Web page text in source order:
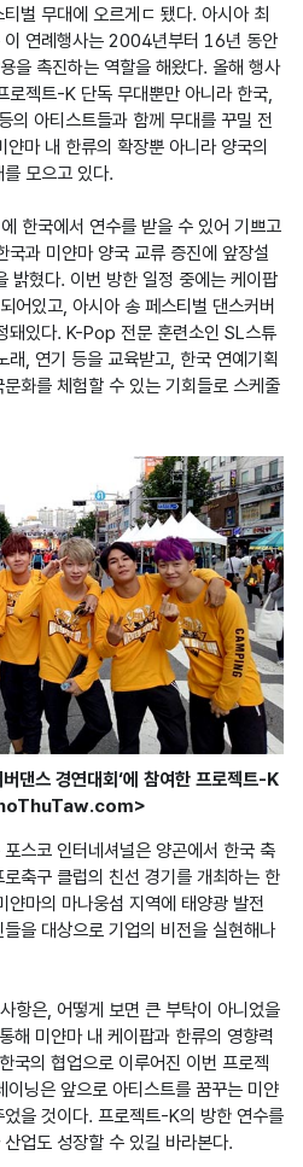
벌 무대에 오르게ㄷ 됐다. 아시아 최
이 연례행사는 2004년부터 16년 동안
을 촉진하는 역할을 해왔다. 올해 행사
로젝트-K 단독 무대뿐만 아니라 한국,
의 아티스트들과 함께 무대를 꾸밀 전
마 내 한류의 확장뿐 아니라 양국의
모으고 있다.
한국에서 연수를 받을 수 있어 기쁘고
과 미얀마 양국 교류 증진에 앞장설
밝혔다. 이번 방한 일정 중에는 케이팝
어있고, 아시아 송 페스티벌 댄스커버
돼있다. K-Pop 전문 훈련소인 SL스튜
래, 연기 등을 교육받고, 한국 연예기획
화를 체험할 수 있는 기회들로 스케줄
댄스 경연대회‘에 참여한 프로젝트-K
스코 인터네셔널은 양곤에서 한국 축
축구 클럽의 친선 경기를 개최하는 한
마의 마나웅섬 지역에 태양광 발전
을 대상으로 기업의 비전을 실현해나
항은, 어떻게 보면 큰 부탁이 아니었을
해 미얀마 내 케이팝과 한류의 영향력
국의 협업으로 이루어진 이번 프로젝
닝은 앞으로 아티스트를 꿈꾸는 미얀
을 것이다. 프로젝트-K의 방한 연수를
업도 성장할 수 있길 바라본다.